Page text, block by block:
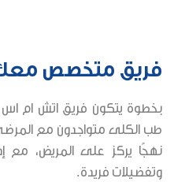
فريق متخصص
بخطوة يتكون فريق اتش ام
طب الكلى متواجدون مع
نهجًا يركز على المريض، مع
وتفضيلات فريدة.